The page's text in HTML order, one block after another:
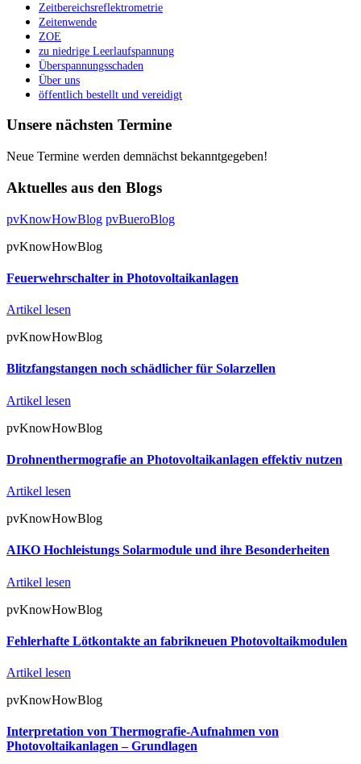
Zeitbereichsreflektrometrie
Zeitenwende
ZOE
zu niedrige Leerlaufspannung
Überspannungsschaden
Über uns
öffentlich bestellt und vereidigt
Unsere nächsten Termine
Neue Termine werden demnächst bekanntgegeben!
Aktuelles aus den Blogs
pvKnowHowBlog pvBueroBlog
pvKnowHowBlog
Feuerwehrschalter in Photovoltaikanlagen
Artikel lesen
pvKnowHowBlog
Blitzfangstangen noch schädlicher für Solarzellen
Artikel lesen
pvKnowHowBlog
Drohnenthermografie an Photovoltaikanlagen effektiv nutzen
Artikel lesen
pvKnowHowBlog
AIKO Hochleistungs Solarmodule und ihre Besonderheiten
Artikel lesen
pvKnowHowBlog
Fehlerhafte Lötkontakte an fabrikneuen Photovoltaikmodulen
Artikel lesen
pvKnowHowBlog
Interpretation von Thermografie-Aufnahmen von
Photovoltaikanlagen – Grundlagen